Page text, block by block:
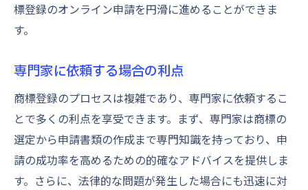
標登録のオンライン申請を円滑に進めることができま
す。
専門家に依頼する場合の利点
商標登録のプロセスは複雑であり、専門家に依頼するこ
とで多くの利点を享受できます。まず、専門家は商標の
選定から申請書類の作成まで専門知識を持っており、申
請の成功率を高めるための的確なアドバイスを提供しま
す。さらに、法律的な問題が発生した場合にも迅速に対